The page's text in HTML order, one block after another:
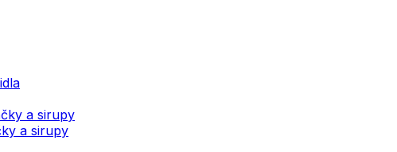
a sirupy
a sirupy